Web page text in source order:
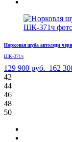
Норковая шуба автоледи
ШК-371ч
129 900 руб. 162
42
44
46
48
50